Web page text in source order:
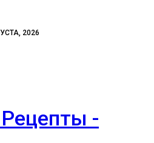
2026
Рецепты -